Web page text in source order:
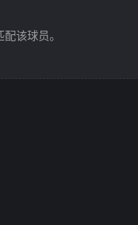
该球员。